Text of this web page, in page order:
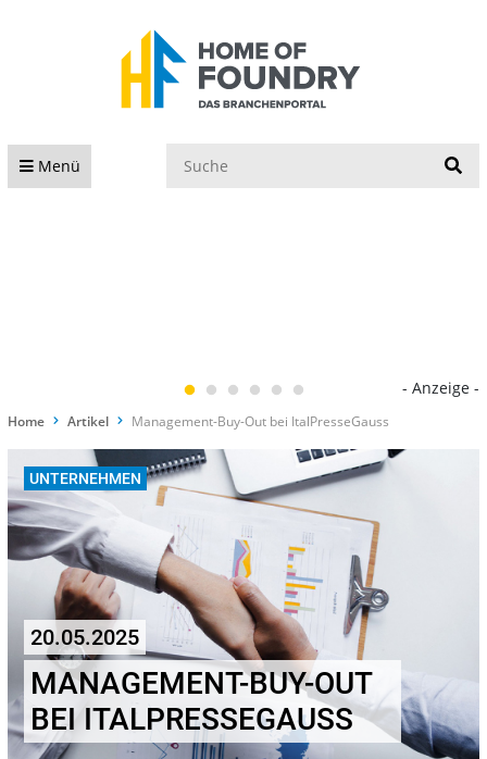
Menü
- Anzeige -
Home Artikel Management-Buy-Out bei ItalPresseGauss
UNTERNEHMEN
20.05.2025
MANAGEMENT-BUY-OUT
BEI ITALPRESSEGAUSS